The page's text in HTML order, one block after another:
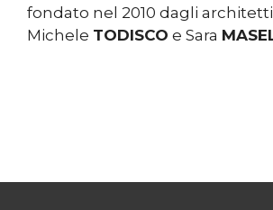
fondato nel 2010 dagli architetti
Michele TODISCO e Sara